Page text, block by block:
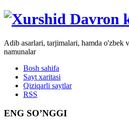
Adib asarlari, tarjimalari, hamda o'zbek
namunalar
Bosh sahifa
Sayt xaritasi
Qiziqarli saytlar
RSS
ENG SO’NGGI